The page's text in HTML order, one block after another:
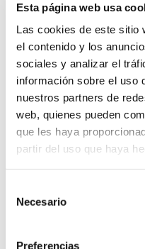
Esta página web usa
Las cookies de este sitio
el contenido y los
sociales y analizar el
información sobre el uso
nuestros partners de
web, quienes pueden
que les haya
partir del uso que haya
Necesario
Preferencias
A.D. SAN
JUAN
CADETE A